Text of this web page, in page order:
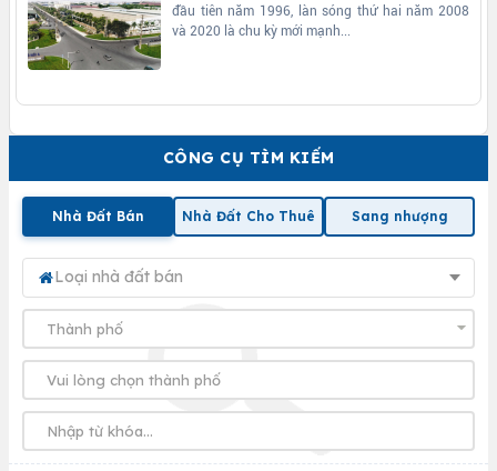
CÔNG CỤ TÌM KIẾM
Nhà Đất Bán Nhà Đất Cho Thuê Sang nhượng
Loại nhà đất bán
đầu tiên năm 1996, làn sóng thứ hai năm 2008
và 2020 là chu kỳ mới mạnh...